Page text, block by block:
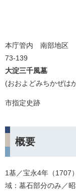
本庁管内 南部地区
73-139
大淀三千風墓
(おおよどみちかぜは
市指定史跡
概要
1基／宝永4年（1707
域：墓石部分のみ／